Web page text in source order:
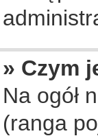
» Czym
Na ogół
(ranga